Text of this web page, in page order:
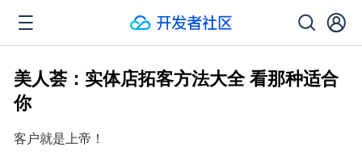
美人荟：实体店拓客方法大全 看那种适合
你
客户就是上帝！